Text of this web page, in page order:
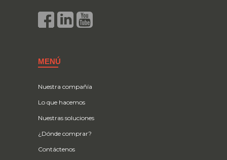
MENÚ
Nuestra compañía
Lo que hacemos
Nuestras soluciones
¿Dónde comprar?
Contáctenos